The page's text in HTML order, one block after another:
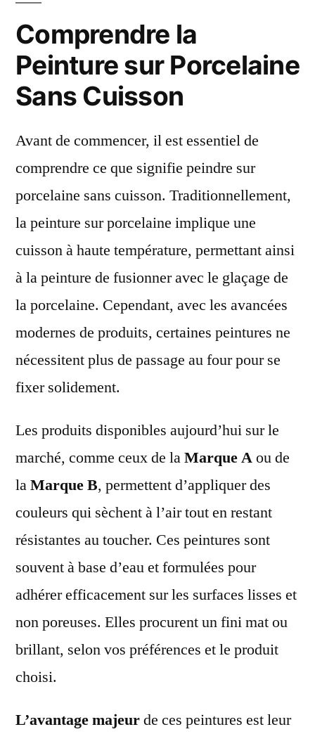
Comprendre la
Peinture sur Porcelaine
Sans Cuisson
Avant de commencer, il est essentiel de
comprendre ce que signifie peindre sur
porcelaine sans cuisson. Traditionnellement,
la peinture sur porcelaine implique une
cuisson à haute température, permettant ainsi
à la peinture de fusionner avec le glaçage de
la porcelaine. Cependant, avec les avancées
modernes de produits, certaines peintures ne
nécessitent plus de passage au four pour se
fixer solidement.
Les produits disponibles aujourd’hui sur le
marché, comme ceux de laMarque Aou de
laMarque B, permettent d’appliquer des
couleurs qui sèchent à l’air tout en restant
résistantes au toucher. Ces peintures sont
souvent à base d’eau et formulées pour
adhérer efficacement sur les surfaces lisses et
non poreuses. Elles procurent un fini mat ou
brillant, selon vos préférences et le produit
choisi.
L’avantage majeurde ces peintures est leur